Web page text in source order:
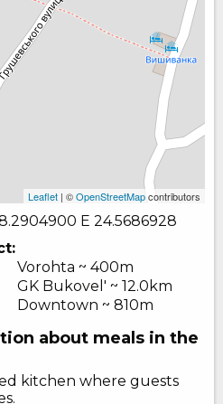
Leaflet | ©OpenStreetMapcontributors
E 24.5686928
Vorohta ~ 400m
GK Bukovel' ~ 12.0km
Downtown ~ 810m
about meals in the
kitchen where guests